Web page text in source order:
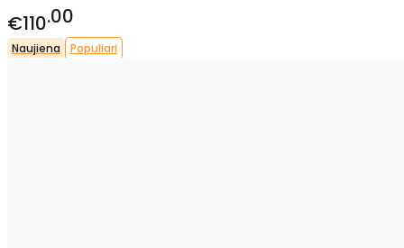
€110 00
Naujiena Populiari